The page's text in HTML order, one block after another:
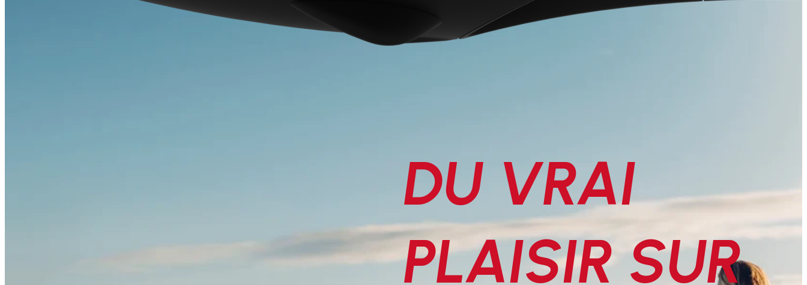
DU VRAI
PLAISIR SUR